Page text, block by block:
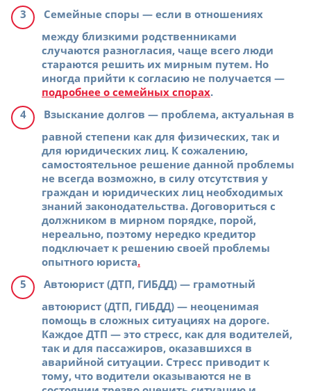
Семейные споры — если в отношениях
между близкими родственниками
случаются разногласия, чаще всего люди
стараются решить их мирным путем. Но
иногда прийти к согласию не получается —
подробнее о семейных спорах.
Взыскание долгов — проблема, актуальная в
равной степени как для физических, так и
для юридических лиц. К сожалению,
самостоятельное решение данной проблемы
не всегда возможно, в силу отсутствия у
граждан и юридических лиц необходимых
знаний законодательства. Договориться с
должником в мирном порядке, порой,
нереально, поэтому нередко кредитор
подключает к решению своей проблемы
опытного юриста.
Автоюрист (ДТП, ГИБДД) — грамотный
автоюрист (ДТП, ГИБДД) — неоценимая
помощь в сложных ситуациях на дороге.
Каждое ДТП — это стресс, как для водителей,
так и для пассажиров, оказавшихся в
аварийной ситуации. Стресс приводит к
тому, что водители оказываются не в